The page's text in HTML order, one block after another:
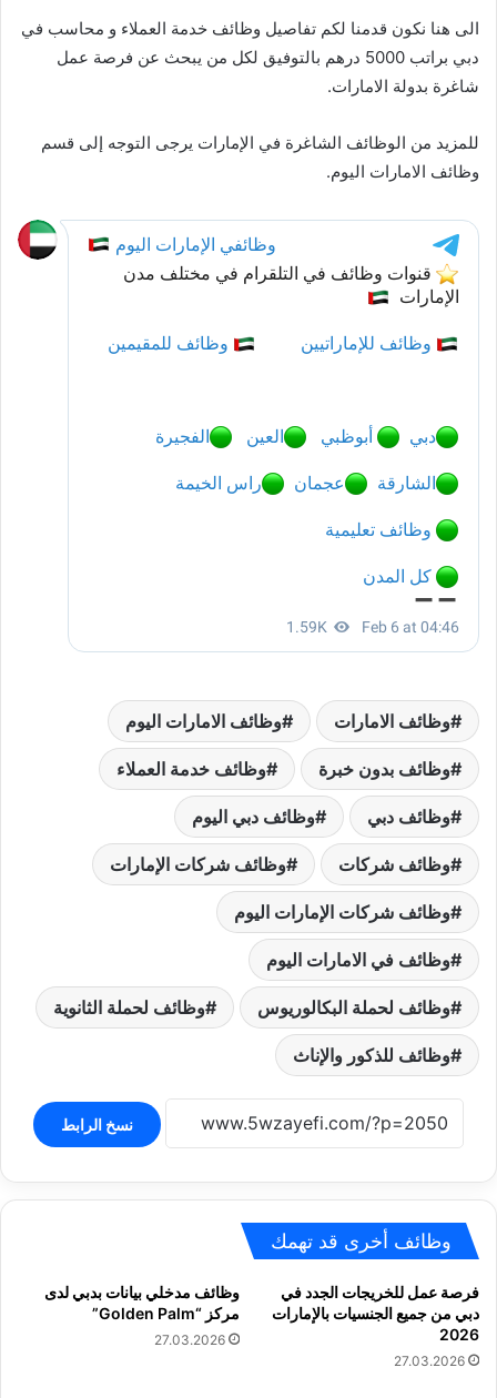
الى هنا نكون قدمنا لكم تفاصيل وظائف خدمة العملاء و محاسب في
دبي براتب 5000 درهم بالتوفيق لكل من يبحث عن فرصة عمل
شاغرة بدولة الامارات.
للمزيد من الوظائف الشاغرة في الإمارات يرجى التوجه إلى قسم
وظائف الامارات اليوم.
وظائف الامارات وظائف الامارات اليوم
وظائف بدون خبرة وظائف خدمة العملاء
وظائف دبي وظائف دبي اليوم
وظائف شركات وظائف شركات الإمارات
وظائف شركات الإمارات اليوم
وظائف في الامارات اليوم
وظائف لحملة البكالوريوس وظائف لحملة الثانوية
وظائف للذكور والإناث
نسخ الرابط
وظائف أخرى قد تهمك
فرصة عمل للخريجات الجدد في
دبي من جميع الجنسيات بالإمارات
2026
27.03.2026
وظائف مدخلي بيانات بدبي لدى
مركز “Golden Palm”
27.03.2026